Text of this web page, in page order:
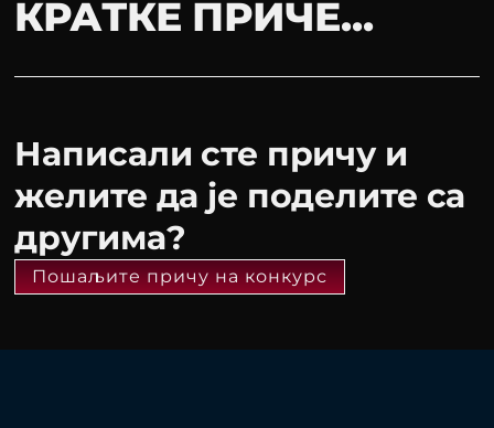
КРАТКЕ ПРИЧЕ...
Написали сте причу и
желите да је поделите са
другима?
Пошаљите причу на конкурс